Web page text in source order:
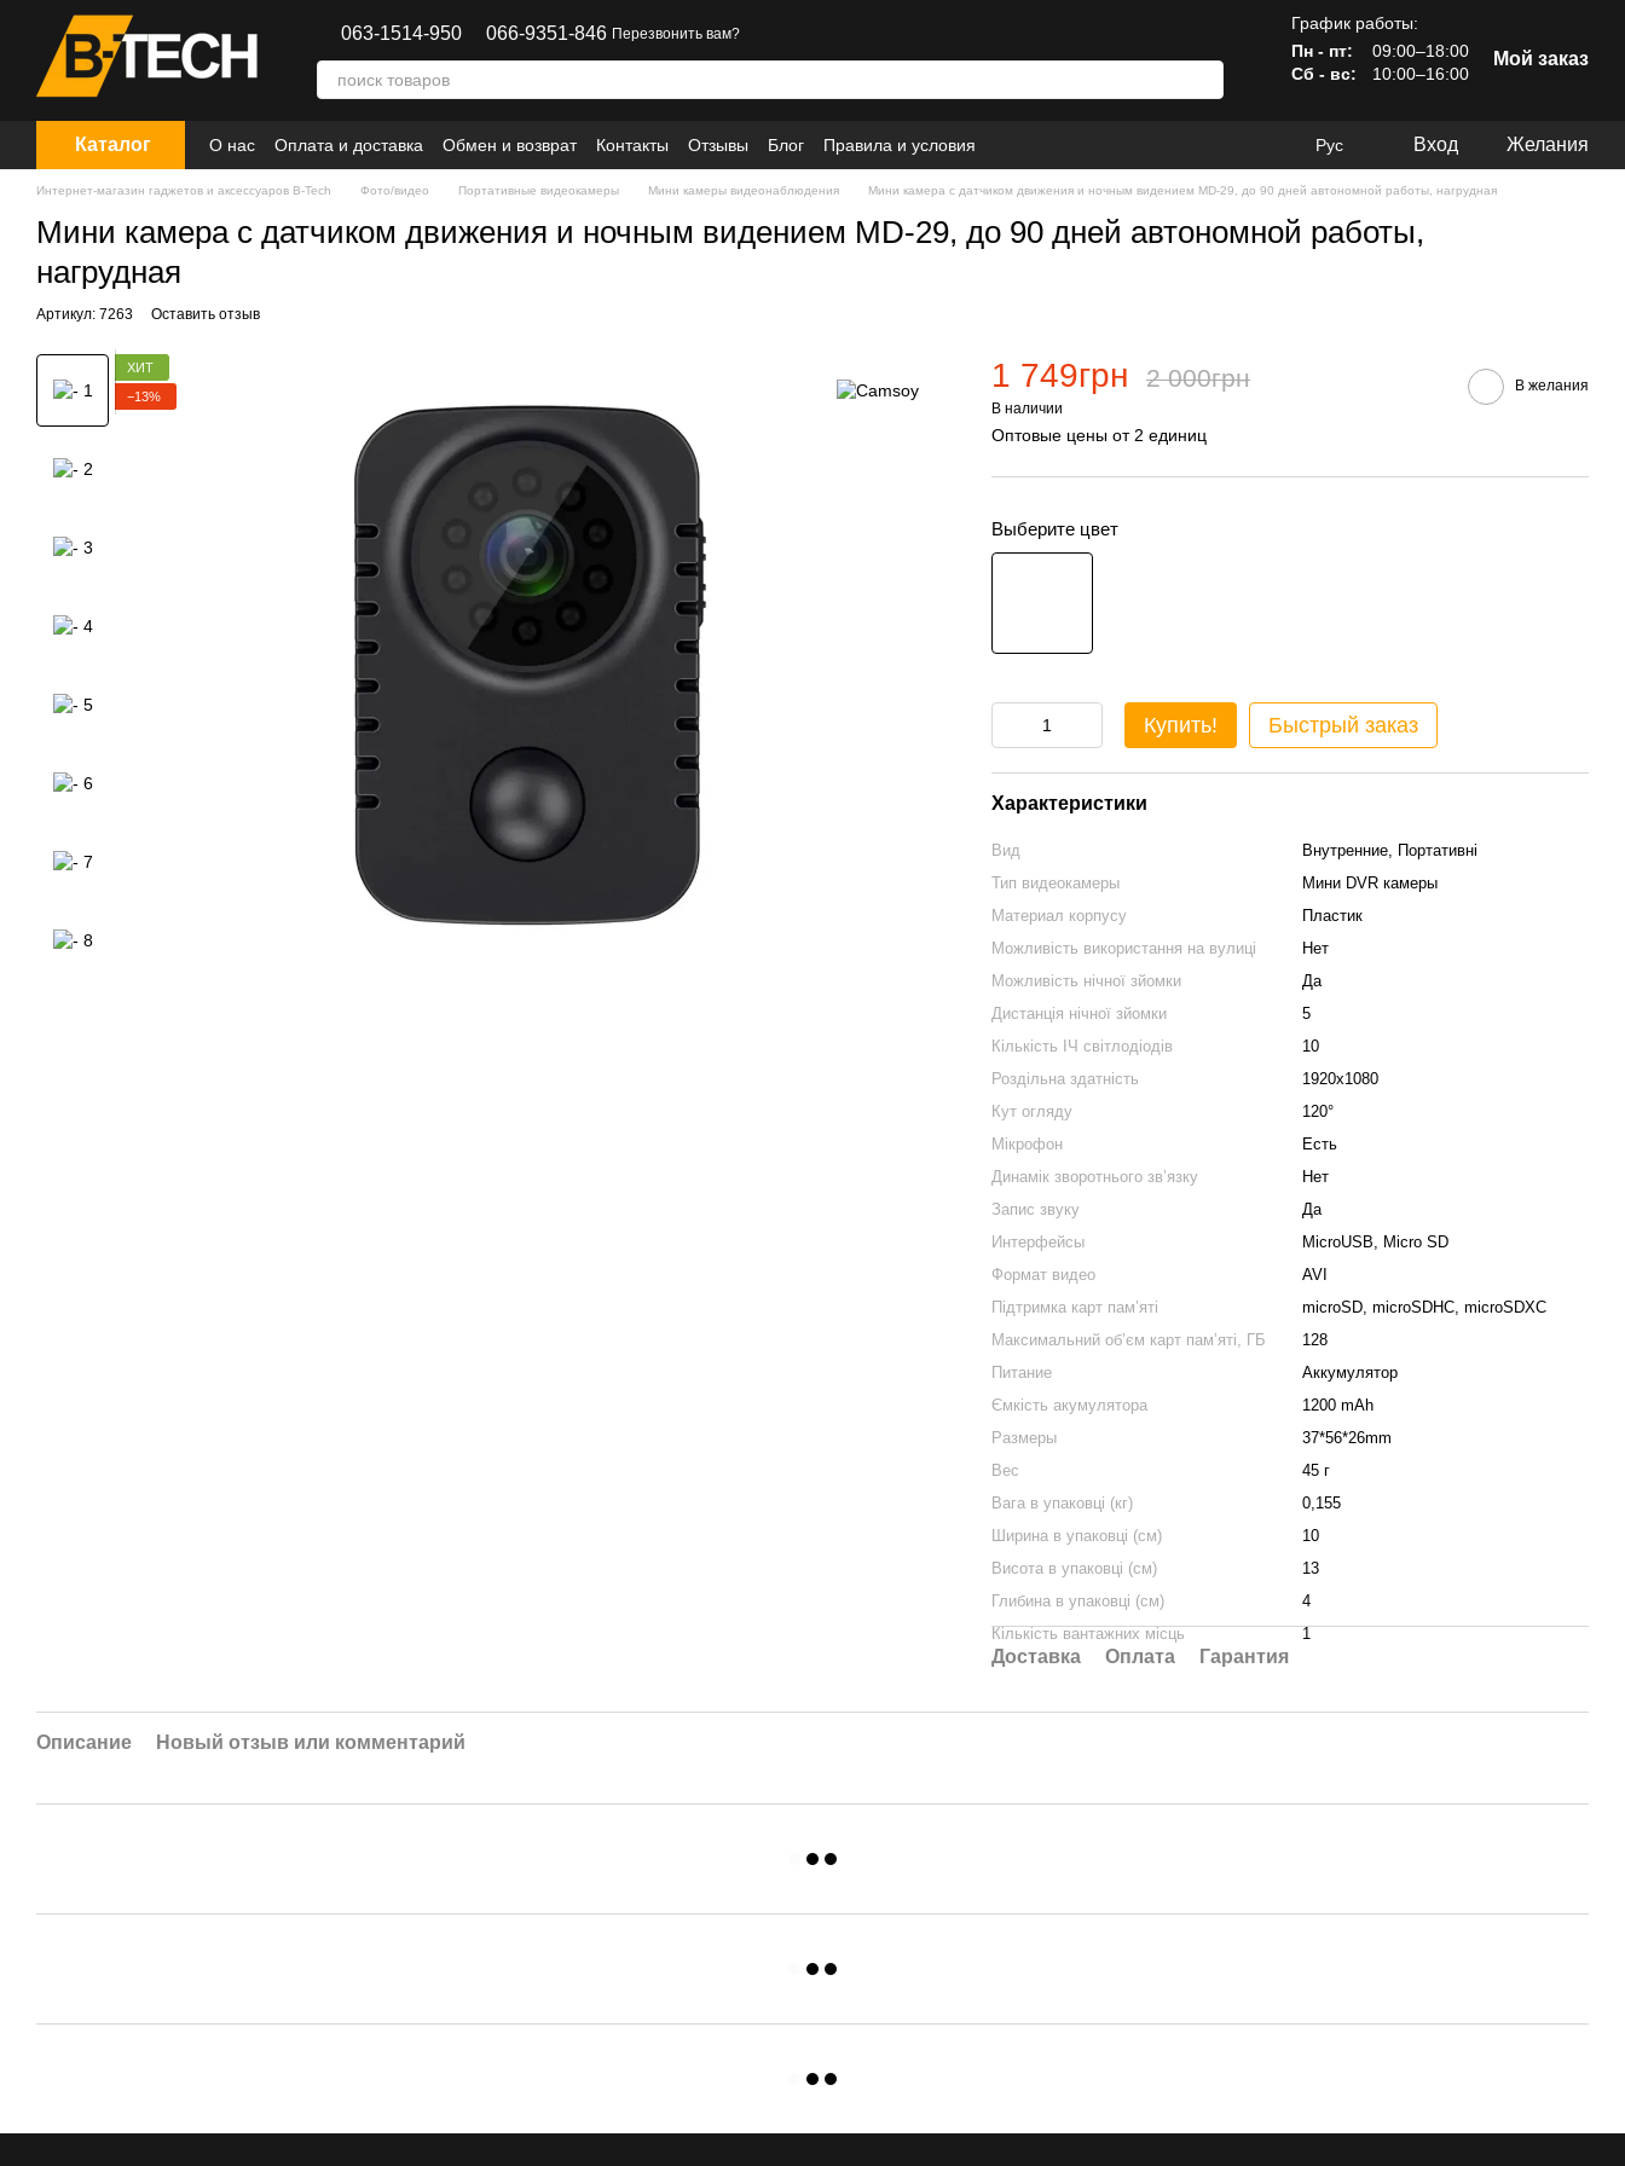
Перейти к основному контенту
063-1514-950 066-9351-846 Перезвонить вам?
График работы:
Пн - пт:
09:00–18:00
Сб - вс:
10:00–16:00
Мой заказ
Каталог О нас Оплата и доставка Обмен и возврат Контакты Отзывы Блог Правила и условия Рус Вход Желания
Интернет-магазин гаджетов и аксессуаров B-Tech Фото/видео Портативные видеокамеры Мини камеры видеонаблюдения Мини камера с датчиком движения и ночным видением MD-29, до 90 дней автономной работы, нагрудная
Мини камера с датчиком движения и ночным видением MD-29, до 90 дней автономной работы,
нагрудная
Артикул: 7263 Оставить отзыв
ХИТ
−13%
1 749грн 2 000грн
В наличии
В желания
Оптовые цены от 2 единиц
Выберите цвет
Купить! Быстрый заказ
Характеристики
Вид
Внутренние, Портативні
Тип видеокамеры
Мини DVR камеры
Материал корпусу
Пластик
Можливість використання на вулиці
Нет
Можливість нічної зйомки
Да
Дистанція нічної зйомки
5
Кількість ІЧ світлодіодів
10
Роздільна здатність
1920x1080
Кут огляду
120°
Мікрофон
Есть
Динамік зворотнього звʼязку
Нет
Запис звуку
Да
Интерфейсы
MicroUSB, Micro SD
Формат видео
AVI
Підтримка карт памʼяті
microSD, microSDHC, microSDXC
Максимальний обʼєм карт памʼяті, ГБ
128
Питание
Аккумулятор
Ємкість акумулятора
1200 mAh
Размеры
37*56*26mm
Вес
45 г
Вага в упаковці (кг)
0,155
Ширина в упаковці (см)
10
Висота в упаковці (см)
13
Глибина в упаковці (см)
4
Кількість вантажних місць
1
Доставка Оплата Гарантия
Описание Новый отзыв или комментарий